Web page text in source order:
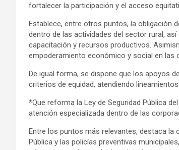
fortalecer la participación y el acceso
Establece, entre otros puntos, la obligación
dentro de las actividades del sector rural,
capacitación y recursos productivos.
empoderamiento económico y social en las
De igual forma, se dispone que los apoyos
criterios de equidad, atendiendo
*Que reforma la Ley de Seguridad Pública
atención especializada dentro de las
Entre los puntos más relevantes, destaca la
Pública y las policías preventivas